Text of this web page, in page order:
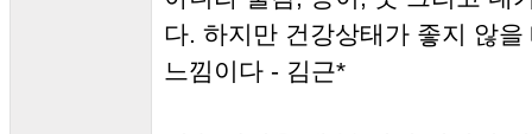
다. 하지만 건강상태가 좋지 않
느낌이다 - 김근*